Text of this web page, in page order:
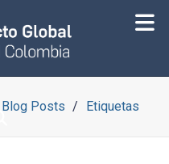
Blog Posts Etiquetas